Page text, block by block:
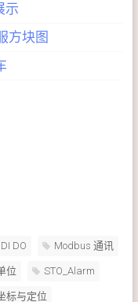
示
方块图
DI DO Modbus 通讯
位 STO_Alarm
标与定位